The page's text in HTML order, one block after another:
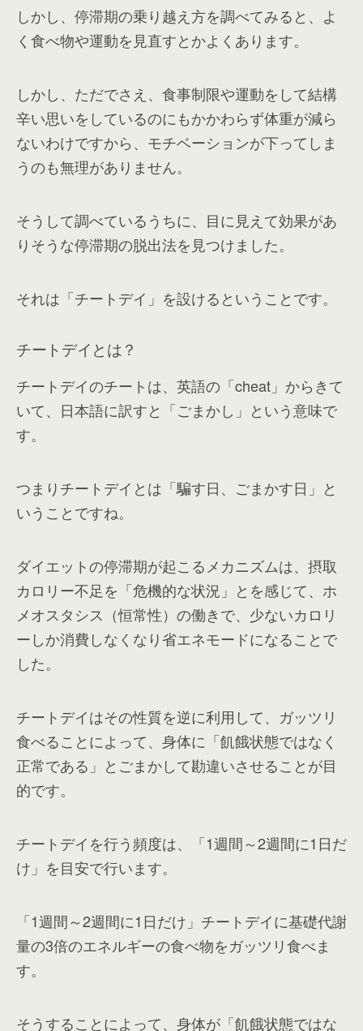
しかし、停滞期の乗り越え方を調べてみると、よ
く食べ物や運動を見直すとかよくあります。
しかし、ただでさえ、食事制限や運動をして結構
辛い思いをしているのにもかかわらず体重が減ら
ないわけですから、モチベーションが下ってしま
うのも無理がありません。
そうして調べているうちに、目に見えて効果があ
りそうな停滞期の脱出法を見つけました。
それは「チートデイ」を設けるということです。
チートデイとは？
チートデイのチートは、英語の「cheat」からきて
いて、日本語に訳すと「ごまかし」という意味で
す。
つまりチートデイとは「騙す日、ごまかす日」と
いうことですね。
ダイエットの停滞期が起こるメカニズムは、摂取
カロリー不足を「危機的な状況」とを感じて、ホ
メオスタシス（恒常性）の働きで、少ないカロリ
ーしか消費しなくなり省エネモードになることで
した。
チートデイはその性質を逆に利用して、ガッツリ
食べることによって、身体に「飢餓状態ではなく
正常である」とごまかして勘違いさせることが目
的です。
チートデイを行う頻度は、「1週間～2週間に1日だ
け」を目安で行います。
「1週間～2週間に1日だけ」チートデイに基礎代謝
量の3倍のエネルギーの食べ物をガッツリ食べま
す。
そうすることによって、身体が「飢餓状態ではな